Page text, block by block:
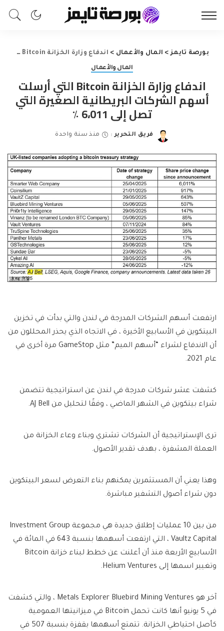
بورصة تايمز> المال والأعمال > اندفاع وزارة الخزانة Bitcoin التي أرسلت أسهم الشركات البريطانية الصغيرة التي تصل إلى 6،011 ٪
المال والأعمال
اندفاع وزارة الخزانة Bitcoin التي أرسلت
أسهم الشركات البريطانية الصغيرة التي
تصل إلى 6،011 ٪
Posted
فريق التحرير منذ سنة واحدة
ارتفعت أسهم الشركات المدرجة في لندن والتي بدأت في تخزين
البيتكوين في الأسابيع الأخيرة ، في الاتجاه الذي يحذر المحللون من
أن الاندفاع لشراء “أسهم الميم” مثل GameStop مرة أخرى في
عام 2021.
كشفت عشر شركات مدرجة في لندن عن استراتيجية تتضمن
شراء بيتكوين في الشهر الماضي ، وفقًا لتحليل من AJ Bell.
ترى الإستراتيجية أن الشركات تشتري وبناء وعاء الخزانة من
العملة المشفرة ، بهدف تقدير الأصول.
وهذا يعني أن المستثمرين يمكنهم بناء التعرض لسعر البيتكوين
دون شراء أصول التشفير مباشرة.
من بين 10 عمليات إطلاق جديدة هي مجموعة Investment Group
Vaultz Capital ، التي ارتفعت أسهمها بنسبة 643 في المائة في
الأسابيع الأربعة منذ أن أعلنت عن خطط لبناء خزانة Bitcoin
وتغيير اسمها إلى Helium Ventures.
آخر هو Metals Explorer Bluebird Mining Ventures ، والتي كشفت
في 5 يونيو أنها كانت تحمل Bitcoin في ميزانيتها العمومية
كأصل احتياطي الخزانة. تتمتع أسهمها بقفزة بنسبة 507 في